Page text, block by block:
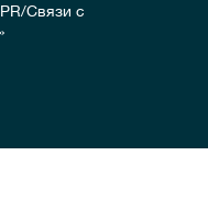
Связи с